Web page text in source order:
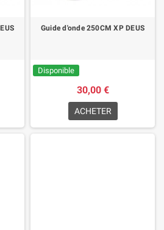
Guide d'onde 250CM XP DEUS
Disponible
30,00 €
ACHETER